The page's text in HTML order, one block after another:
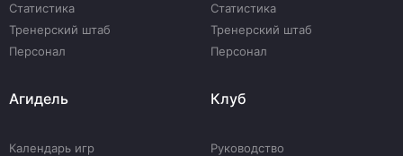
Статистика
Тренерский штаб
Персонал
Статистика
Тренерский штаб
Персонал
Агидель
Календарь игр
Клуб
Руководство